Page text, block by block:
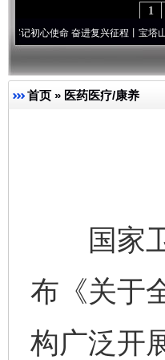
1
命 奋进复兴征程丨宝塔山下好光景..
首页 » 医药医疗/康养
国家卫
布《关于
构广泛开